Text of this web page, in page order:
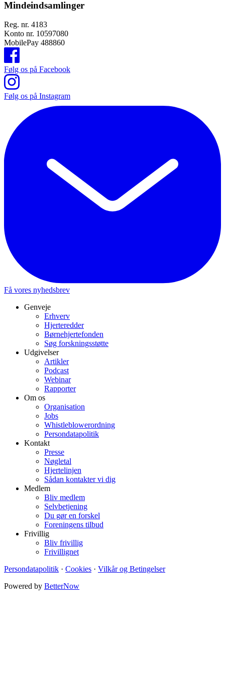
Mindeindsamlinger
Reg. nr. 4183
Konto nr. 10597080
MobilePay 488860
Følg os på Facebook
Følg os på Instagram
Få vores nyhedsbrev
Genveje
Erhverv
Hjerteredder
Børnehjertefonden
Søg forskningsstøtte
Udgivelser
Artikler
Podcast
Webinar
Rapporter
Om os
Organisation
Jobs
Whistleblowerordning
Persondatapolitik
Kontakt
Presse
Nøgletal
Hjertelinjen
Sådan kontakter vi dig
Medlem
Bliv medlem
Selvbetjening
Du gør en forskel
Foreningens tilbud
Frivillig
Bliv frivillig
Frivillignet
Persondatapolitik · Cookies · Vilkår og Betingelser
Powered by BetterNow